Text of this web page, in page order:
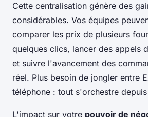
Cette centralisation génère des
considérables. Vos équipes
comparer les prix de plusieurs
quelques clics, lancer des appels
et suivre l'avancement des
réel. Plus besoin de jongler entre
téléphone : tout s'orchestre
L'impact sur votre pouvoir de